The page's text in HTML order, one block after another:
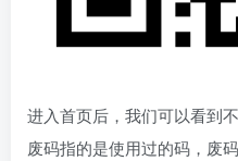
进入首页后，我们可以看到不
废码指的是使用过的码，废